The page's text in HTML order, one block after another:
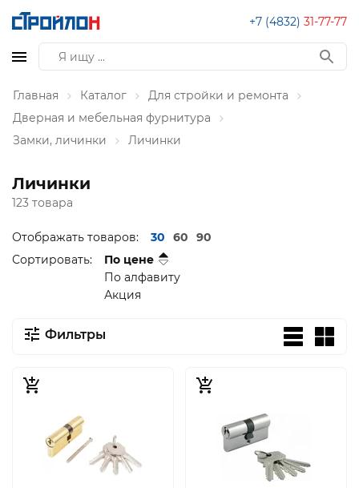
+7 (4832) 31-77-77
Главная Каталог
Для стройки и ремонта
Дверная и мебельная фурнитура
Замки, личинки
Личинки
Личинки
123 товара
Отображать товаров: 30 60
90
Сортировать:
По цене
По алфавиту
Акция
Фильтры